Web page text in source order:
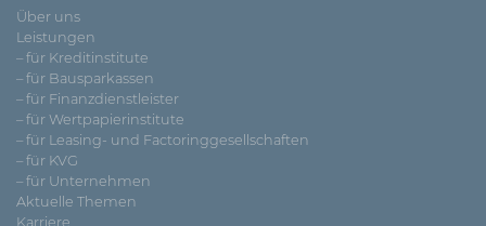
Über uns
Leistungen
– für Kreditinstitute
– für Bausparkassen
– für Finanzdienstleister
– für Wertpapierinstitute
– für Leasing- und Factoringgesellschaften
– für KVG
– für Unternehmen
Aktuelle Themen
Karriere